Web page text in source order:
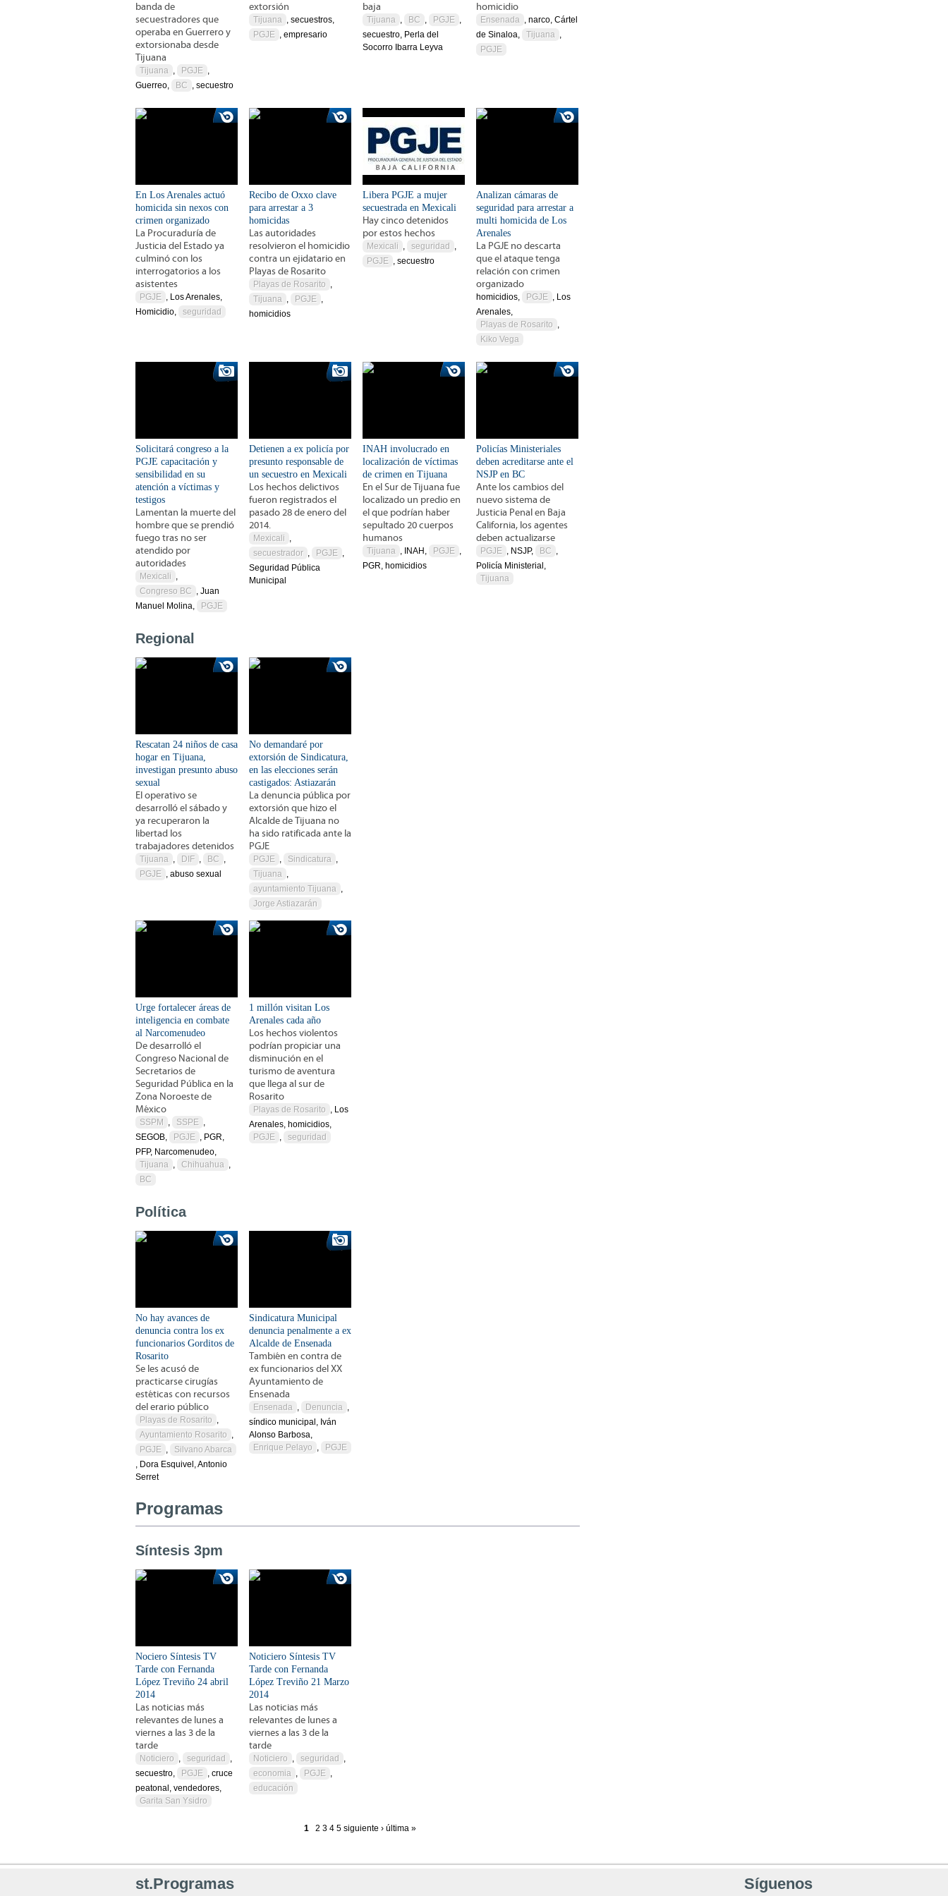
banda de
secuestradores que
operaba en Guerrero y
extorsionaba desde
Tijuana
Tijuana , PGJE ,
Guerreo,
BC , secuestro
extorsión
Tijuana , secuestros,
PGJE , empresario
baja
Tijuana , BC , PGJE ,
secuestro, Perla del
Socorro Ibarra Leyva
homicidio
Ensenada , narco, Cártel
de Sinaloa,
Tijuana ,
PGJE
En Los Arenales actuó
homicida sin nexos con
crimen organizado
La Procuraduría de
Justicia del Estado ya
culminó con los
interrogatorios a los
asistentes
PGJE , Los Arenales,
Homicidio,
seguridad
Recibo de Oxxo clave
para arrestar a 3
homicidas
Las autoridades
resolvieron el homicidio
contra un ejidatario en
Playas de Rosarito
Playas de Rosarito ,
Tijuana , PGJE ,
homicidios
Libera PGJE a mujer
secuestrada en Mexicali
Hay cinco detenidos
por estos hechos
Mexicali , seguridad
,
PGJE , secuestro
Analizan cámaras de
seguridad para arrestar a
multi homicida de Los
Arenales
La PGJE no descarta
que el ataque tenga
relación con crimen
organizado
homicidios, PGJE , Los
Arenales,
Playas de Rosarito ,
Kiko Vega
Solicitará congreso a la
PGJE capacitación y
sensibilidad en su
atención a víctimas y
testigos
Lamentan la muerte del
hombre que se prendió
fuego tras no ser
atendido por
autoridades
Mexicali ,
Congreso BC , Juan
Manuel Molina,
PGJE
Detienen a ex policía por
presunto responsable de
un secuestro en Mexicali
Los hechos delictivos
fueron registrados el
pasado 28 de enero del
2014.
Mexicali ,
secuestrador , PGJE ,
Seguridad Pública
Municipal
INAH involucrado en
localización de víctimas
de crimen en Tijuana
En el Sur de Tijuana fue
localizado un predio en
el que podrían haber
sepultado 20 cuerpos
humanos
Tijuana , INAH, PGJE ,
PGR, homicidios
Policías Ministeriales
deben acreditarse ante el
NSJP en BC
Ante los cambios del
nuevo sistema de
Justicia Penal en Baja
California, los agentes
deben actualizarse
PGJE , NSJP, BC ,
Policía Ministerial,
Tijuana
Regional
Rescatan 24 niños de casa
hogar en Tijuana,
investigan presunto abuso
sexual
El operativo se
desarrolló el sábado y
ya recuperaron la
libertad los
trabajadores detenidos
Tijuana , DIF , BC ,
PGJE , abuso sexual
No demandaré por
extorsión de Sindicatura,
en las elecciones serán
castigados: Astiazarán
La denuncia pública por
extorsión que hizo el
Alcalde de Tijuana no
ha sido ratificada ante la
PGJE
PGJE , Sindicatura ,
Tijuana ,
ayuntamiento Tijuana ,
Jorge Astiazarán
Urge fortalecer áreas de
inteligencia en combate
al Narcomenudeo
De desarrolló el
Congreso Nacional de
Secretarios de
Seguridad Pública en la
Zona Noroeste de
México
SSPM , SSPE ,
SEGOB,
PGJE , PGR,
PFP, Narcomenudeo,
Tijuana , Chihuahua ,
BC
1 millón visitan Los
Arenales cada año
Los hechos violentos
podrían propiciar una
disminución en el
turismo de aventura
que llega al sur de
Rosarito
Playas de Rosarito , Los
Arenales, homicidios,
PGJE , seguridad
Política
No hay avances de
denuncia contra los ex
funcionarios Gorditos de
Rosarito
Se les acusó de
practicarse cirugías
estéticas con recursos
del erario público
Playas de Rosarito ,
Ayuntamiento Rosarito ,
PGJE ,
Silvano Abarca
, Dora Esquivel, Antonio
Serret
Sindicatura Municipal
denuncia penalmente a ex
Alcalde de Ensenada
También en contra de
ex funcionarios del XX
Ayuntamiento de
Ensenada
Ensenada , Denuncia ,
síndico municipal, Iván
Alonso Barbosa,
Enrique Pelayo , PGJE
Programas
Síntesis 3pm
Nociero Síntesis TV
Tarde con Fernanda
López Treviño 24 abril
2014
Las noticias más
relevantes de lunes a
viernes a las 3 de la
tarde
Noticiero , seguridad
,
secuestro,
PGJE , cruce
peatonal, vendedores,
Garita San Ysidro
Noticiero Síntesis TV
Tarde con Fernanda
López Treviño 21 Marzo
2014
Las noticias más
relevantes de lunes a
viernes a las 3 de la
tarde
Noticiero , seguridad
,
economia , PGJE ,
educación
1 2 3 4 5 siguiente › última »
st.Programas Síguenos